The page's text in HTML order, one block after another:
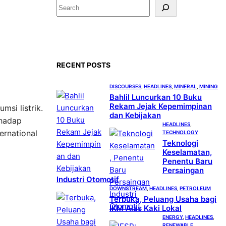
listrik.
S
e
RECENT POSTS
DISCOURSES HEADLINES MINERAL MINING
Bahlil Luncurkan 10 Buku
Rekam Jejak Kepemimpinan
dan Kebijakan
HEADLINES
TECHNOLOGY
Teknologi
Keselamatan,
Penentu Baru
Persaingan
Industri Otomotif
DOWNSTREAM HEADLINES PETROLEUM
Terbuka, Peluang Usaha bagi
IKM Alas Kaki Lokal
ENERGY, HEADLINES
RENEWABLE